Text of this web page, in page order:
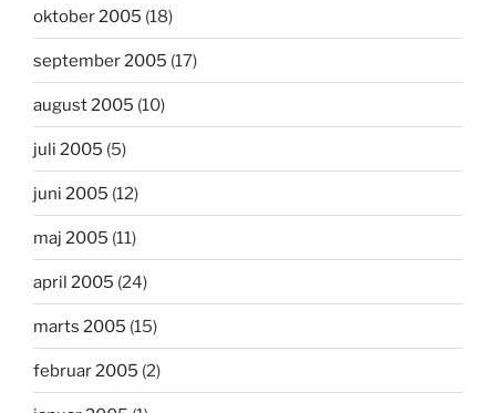
oktober 2005 (18)
september 2005 (17)
august 2005 (10)
juli 2005 (5)
juni 2005 (12)
maj 2005 (11)
april 2005 (24)
marts 2005 (15)
februar 2005 (2)